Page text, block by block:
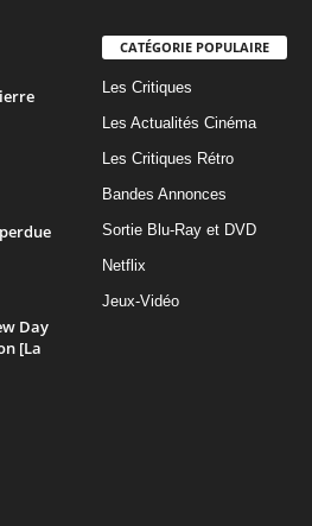
Day
[La
CATÉGORIE POPULAIRE
Les Critiques
Les Actualités Cinéma
Les Critiques Rétro
Bandes Annonces
Sortie Blu-Ray et DVD
Netflix
Jeux-Vidéo